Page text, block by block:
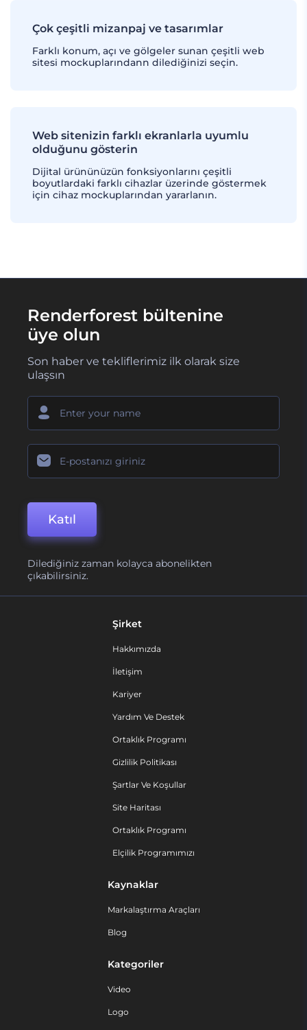
Çok çeşitli mizanpaj ve tasarımlar
Farklı konum, açı ve gölgeler sunan çeşitli web
sitesi mockuplarındann dilediğinizi seçin.
Web sitenizin farklı ekranlarla uyumlu
olduğunu gösterin
Dijital ürününüzün fonksiyonlarını çeşitli
boyutlardaki farklı cihazlar üzerinde göstermek
için cihaz mockuplarından yararlanın.
Renderforest bültenine
üye olun
Son haber ve tekliflerimiz ilk olarak size
ulaşsın
Katıl
Dilediğiniz zaman kolayca abonelikten
çıkabilirsiniz.
Şirket
Hakkımızda
İletişim
Kariyer
Yardım Ve Destek
Ortaklık Programı
Gizlilik Politikası
Şartlar Ve Koşullar
Site Haritası
Ortaklık Programı
Elçilik Programımızı
Kaynaklar
Markalaştırma Araçları
Blog
Kategoriler
Video
Logo